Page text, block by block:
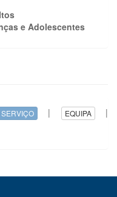
e Adolescentes
| EQUIPA |